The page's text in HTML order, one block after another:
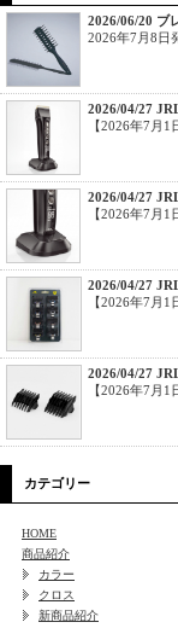
2026/06/20 ブ
2026年7月8日
2026/04/27
【2026年7月
2026/04/27
【2026年7月1
2026/04/27
【2026年7月1
2026/04/27
【2026年7月1
カテゴリー
HOME
商品紹介
カラー
クロス
新商品紹介